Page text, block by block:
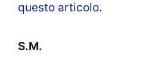
questo articolo.
S.M.